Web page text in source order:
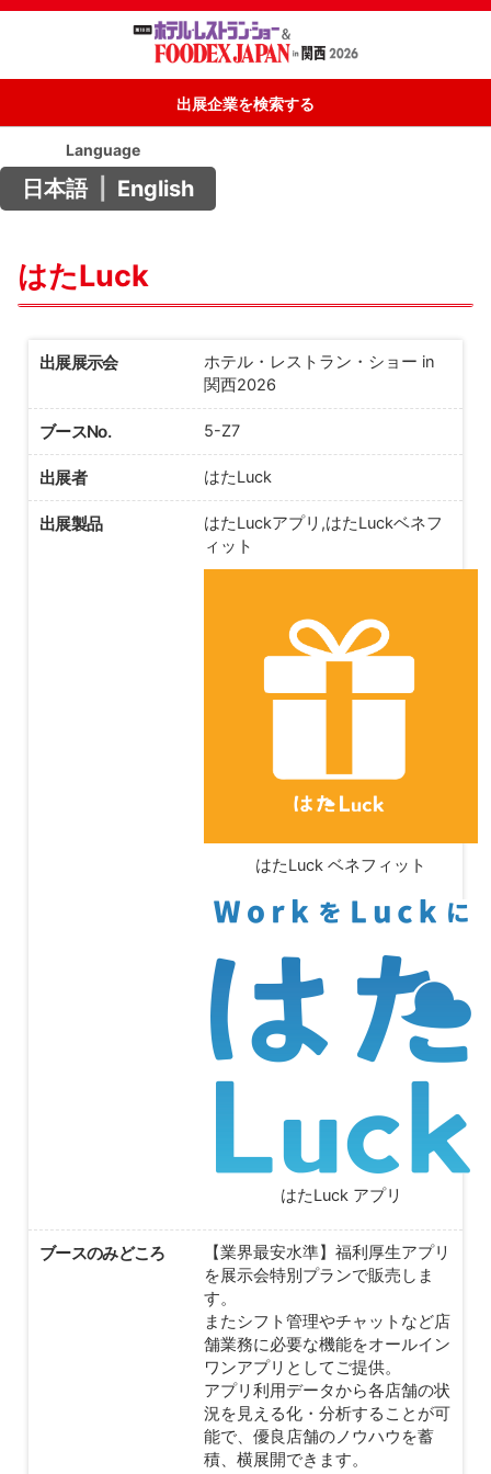
出展企業を検索する
Language
日本語 English
はたLuck
出展展示会
ホテル・レストラン・ショー in
関西2026
ブースNo. 5-Z7
出展者 はたLuck
出展製品
はたLuckアプリ,はたLuckベネフ
ィット
はたLuck ベネフィット
はたLuck アプリ
ブースのみどころ
【業界最安水準】福利厚生アプリ
を展示会特別プランで販売しま
す。
またシフト管理やチャットなど店
舗業務に必要な機能をオールイン
ワンアプリとしてご提供。
アプリ利用データから各店舗の状
況を見える化・分析することが可
能で、優良店舗のノウハウを蓄
積、横展開できます。